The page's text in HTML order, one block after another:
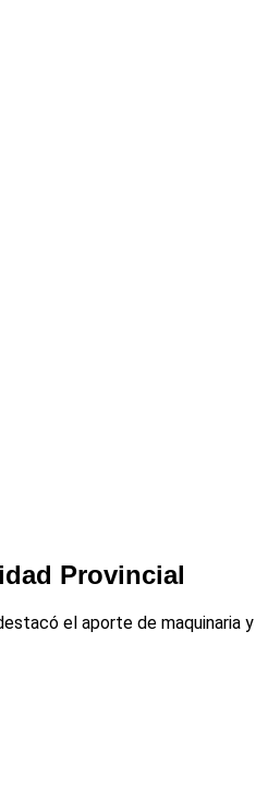
Provincial
el aporte de maquinaria y